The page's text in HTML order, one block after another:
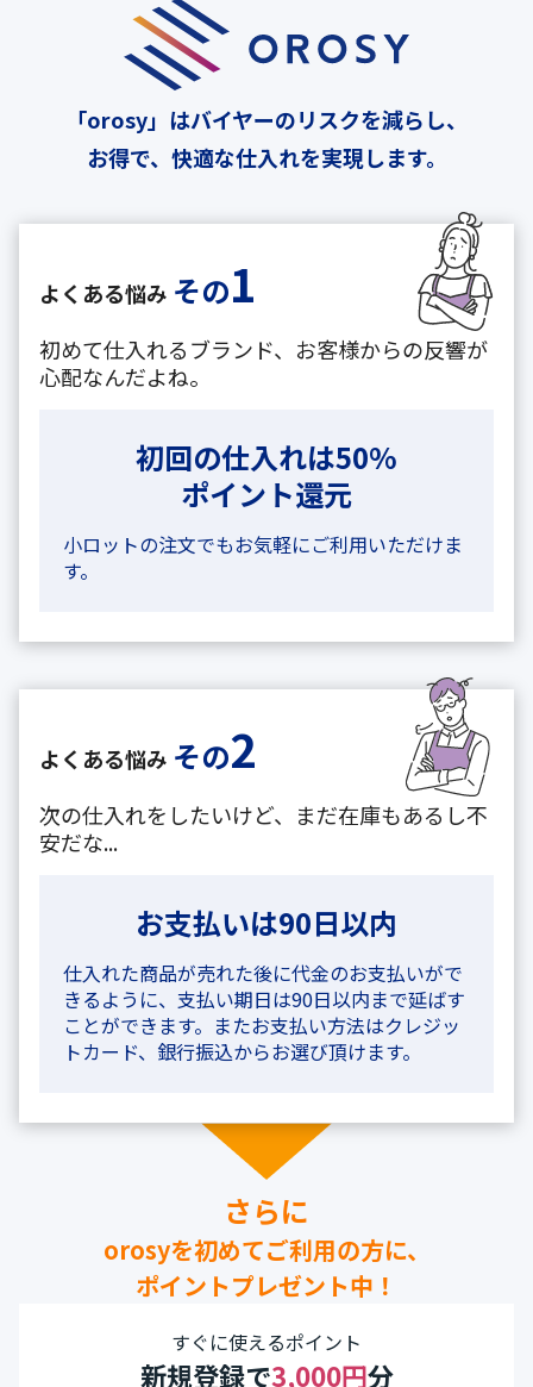
「orosy」はバイヤーのリスクを減らし、
お得で、快適な仕入れを実現します。
よくある悩み その1
初めて仕入れるブランド、お客様からの反響が
心配なんだよね。
初回の仕入れは50%
ポイント還元
小ロットの注文でもお気軽にご利用いただけま
す。
よくある悩み その2
次の仕入れをしたいけど、まだ在庫もあるし不
安だな...
お支払いは90日以内
仕入れた商品が売れた後に代金のお支払いがで
きるように、支払い期日は90日以内まで延ばす
ことができます。またお支払い方法はクレジッ
トカード、銀行振込からお選び頂けます。
さらに
orosyを初めてご利用の方に、
ポイントプレゼント中！
すぐに使えるポイント
新規登録で3,000円分